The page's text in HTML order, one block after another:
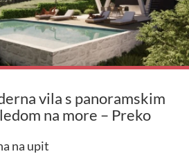
vila s panoramskim
na more – Preko
na upit